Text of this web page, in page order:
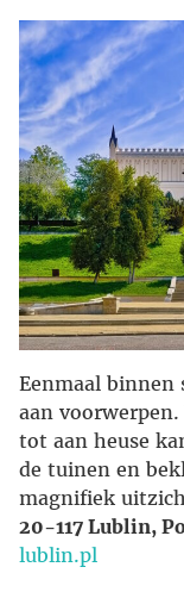
Eenmaal binnen
aan
tot aan heuse
de tuinen en
magnifiek
20-117 Lublin,
lublin.pl